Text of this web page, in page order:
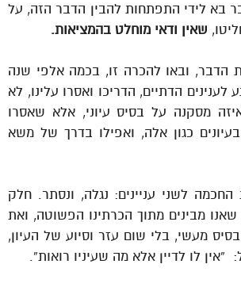
בא לידי התפתחות להבין הדבר הזה, על
שאין ודאי מוחלט בהמציאות.
הדבר, ובאו להכרה זו, בכמה אלפי שנה
לענינים הדתיים, הדריכו ואסרו עלינו, לא
מסקנה על בסיס עיוני, אלא שאסרו
כגון אלה, ואפילו בדרך של משא
החכמה לשני עניינים: נגלה, ונסתר. חלק
מבינים מתוך הכרתינו הפשוטה, ואת
בסיס מעשי, בלי שום עזר וסיוע של העיון,
לו לדיין אלא מה שעיניו רואות”.